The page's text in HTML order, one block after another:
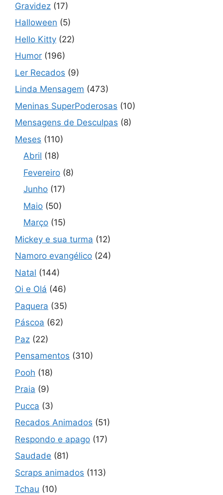
Gravidez (17)
Halloween (5)
Hello Kitty (22)
Humor (196)
Ler Recados (9)
Linda Mensagem (473)
Meninas SuperPoderosas (10)
Mensagens de Desculpas (8)
Meses (110)
Abril (18)
Fevereiro (8)
Junho (17)
Maio (50)
Março (15)
Mickey e sua turma (12)
Namoro evangélico (24)
Natal (144)
Oi e Olá (46)
Paquera (35)
Páscoa (62)
Paz (22)
Pensamentos (310)
Pooh (18)
Praia (9)
Pucca (3)
Recados Animados (51)
Respondo e apago (17)
Saudade (81)
Scraps animados (113)
Tchau (10)